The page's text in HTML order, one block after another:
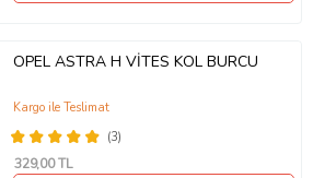
OPEL ASTRA H VİTES KOL BURCU
(3)
Kargo ile Teslimat
329,00 TL